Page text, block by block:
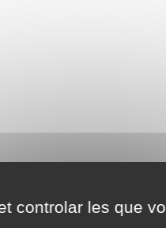
controlar les que